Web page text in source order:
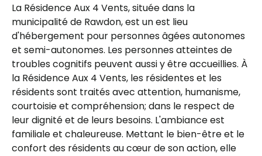
La Résidence Aux 4 Vents, située dans la
municipalité de Rawdon, est un est lieu
d'hébergement pour personnes âgées autonomes
et semi-autonomes. Les personnes atteintes de
troubles cognitifs peuvent aussi y être accueillies. À
la Résidence Aux 4 Vents, les résidentes et les
résidents sont traités avec attention, humanisme,
courtoisie et compréhension; dans le respect de
leur dignité et de leurs besoins. L'ambiance est
familiale et chaleureuse. Mettant le bien-être et le
confort des résidents au cœur de son action, elle